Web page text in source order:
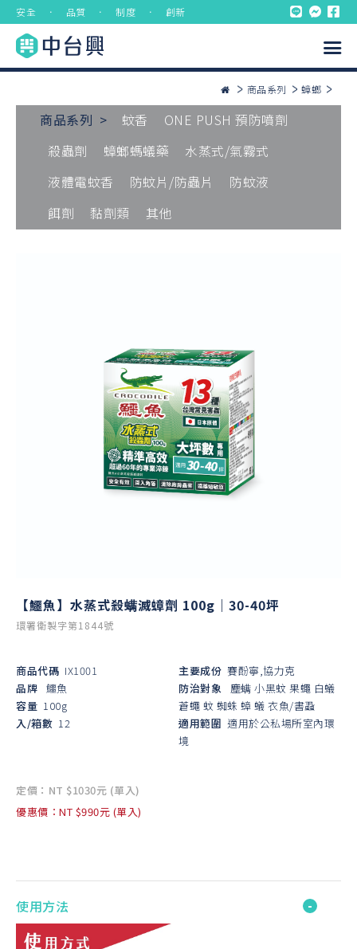
安全 ． 品質 ． 制度 ． 創新
商品系列 蟑螂
商品系列 > 蚊香
ONE PUSH 預防噴劑
殺蟲劑
蟑螂螞蟻藥
水蒸式/氣霧式
液體電蚊香
防蚊片/防蟲片
防蚊液
餌劑
黏劑類 其他
【鱷魚】水蒸式殺螨滅蟑劑 100g｜30-40坪
環署衛製字第1844號
商品代碼 IX1001
品牌 鱷魚
容量 100g
入/箱數 12
主要成份 賽酚寧,協力克
防治對象
塵螨 小黑蚊 果蠅 白蟻
蒼蠅 蚊 蜘蛛 蟑 蟻 衣魚/書蝨
適用範圍 適用於公私場所室內環
境
定價：NT $1030元 (單入)
優惠價：NT $990元 (單入)
使用方法